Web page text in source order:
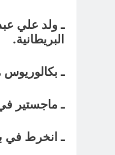
البريطانية.
ـ بكالوريوس
ـ ماجستير في
ـ انخرط في